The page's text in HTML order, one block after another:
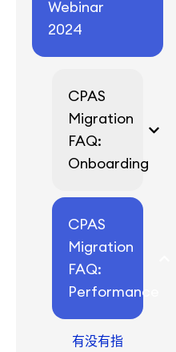
Webinar
2024
CPAS
Migration
FAQ:
Onboarding
CPAS
Migration
FAQ:
Performance
有没有指